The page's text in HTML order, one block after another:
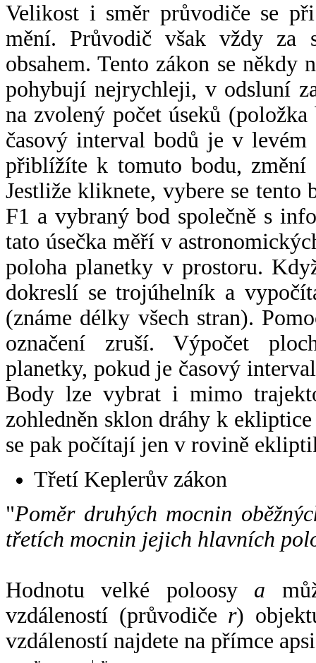
Velikost i směr průvodiče se
mění. Průvodič však vždy za
obsahem. Tento zákon se někdy
pohybují nejrychleji, v odsluní
na zvolený počet úseků
časový interval bodů je v
přiblížíte k tomuto bodu,
Jestliže kliknete, vybere se tento
F1 a vybraný bod společně s
tato úsečka měří v
poloha planetky v prostoru.
dokreslí se trojúhelník a
(známe délky všech stran).
označení zruší. Výpočet
planetky, pokud je časový
Body lze vybrat i mimo
zohledněn sklon dráhy k
se pak počítají jen v rovině
Třetí Keplerův zákon
"Poměr druhých mocnin
třetích mocnin jejich hlavních
Hodnotu velké poloosy a
vzdáleností (průvodiče r)
vzdáleností najdete na přímce